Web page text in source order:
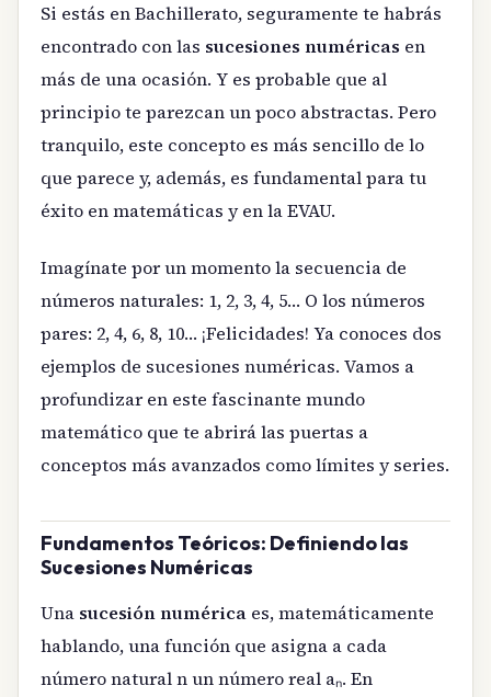
Si estás en Bachillerato, seguramente te habrás
encontrado con las sucesiones numéricas en
más de una ocasión. Y es probable que al
principio te parezcan un poco abstractas. Pero
tranquilo, este concepto es más sencillo de lo
que parece y, además, es fundamental para tu
éxito en matemáticas y en la EVAU.
Imagínate por un momento la secuencia de
números naturales: 1, 2, 3, 4, 5… O los números
pares: 2, 4, 6, 8, 10… ¡Felicidades! Ya conoces dos
ejemplos de sucesiones numéricas. Vamos a
profundizar en este fascinante mundo
matemático que te abrirá las puertas a
conceptos más avanzados como límites y series.
Fundamentos Teóricos: Definiendo las
Sucesiones Numéricas
Una sucesión numérica es, matemáticamente
hablando, una función que asigna a cada
número natural n un número real aₙ. En